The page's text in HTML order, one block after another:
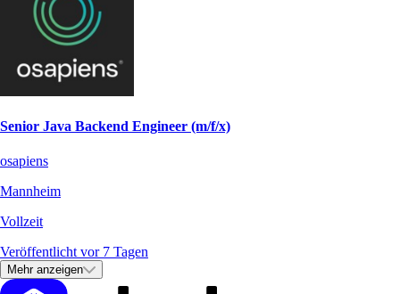
Senior Java Backend Engineer (m/f/x)
osapiens
Mannheim
Vollzeit
Veröffentlicht vor 7 Tagen
Mehr anzeigen